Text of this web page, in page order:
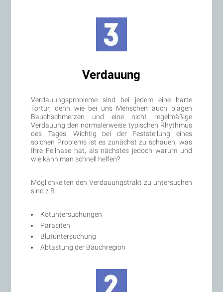
Verdauung
Verdauungsprobleme sind bei jedem eine harte
Tortur, denn wie bei uns Menschen auch plagen
Bauchschmerzen und eine nicht regelmäßige
Verdauung den normalerweise typischen Rhythmus
des Tages. Wichtig bei der Feststellung eines
solchen Problems ist es zunächst zu schauen, was
Ihre Fellnase hat, als nächstes jedoch warum und
wie kann man schnell helfen?
Möglichkeiten den Verdauungstrakt zu untersuchen
sind z.B.:
Kotuntersuchungen
Parasiten
Blutuntersuchung
Abtastung der Bauchregion